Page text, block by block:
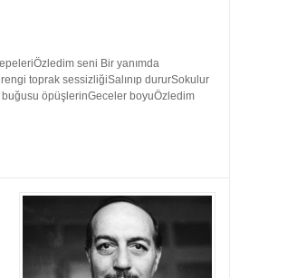
seni Bir yanımda
toprak sessizliğiSalınıp dururSokulur
buğusu öpüşlerinGeceler boyuÖzledim